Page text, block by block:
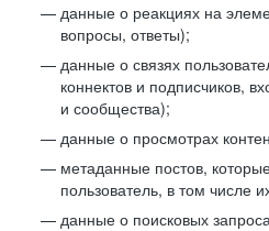
данные о реакциях на
вопросы, ответы);
данные о связях
коннектов и подписчиков,
и сообщества);
данные о просмотрах
метаданные постов,
пользователь, в том числе
данные о поисковых